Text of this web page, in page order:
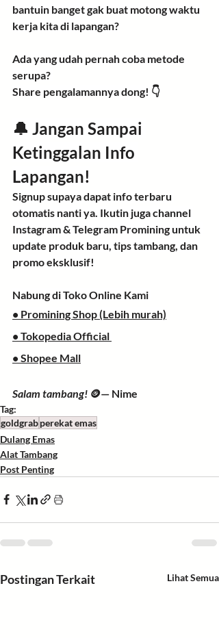
bantuin banget gak buat motong waktu
kerja kita di lapangan?
Ada yang udah pernah coba metode
serupa?
Share pengalamannya dong! 👇
🔔 Jangan Sampai
Ketinggalan Info
Lapangan!
Signup supaya dapat info terbaru
otomatis nanti ya. Ikutin juga channel
Instagram & Telegram Promining untuk
update produk baru, tips tambang, dan
promo eksklusif!
Nabung di Toko Online Kami
• Promining Shop (Lebih murah)
• Tokopedia Official
• Shopee Mall
Salam tambang! 🪙— Nime
Tag:
goldgrabperekat emas
Dulang Emas
Alat Tambang
Post Penting
Postingan Terkait Lihat Semua